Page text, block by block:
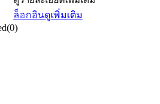
ล็อกอินดูเพิ่มเติม
(0)